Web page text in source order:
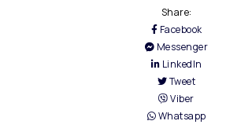
Share:
Facebook
Messenger
LinkedIn
Tweet
Viber
Whatsapp